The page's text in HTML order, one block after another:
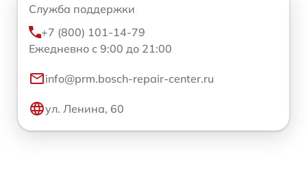
Служба поддержки
+7 (800) 101-14-79
Ежедневно с 9:00 до 21:00
info@prm.bosch-repair-center.ru
ул. Ленина, 60